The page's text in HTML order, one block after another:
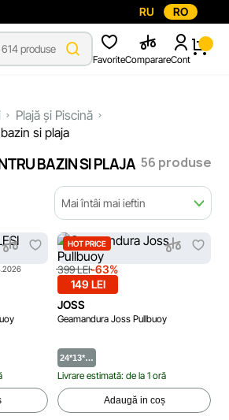
RU RO
FavoriteComparareCont
Plajă și Piscină
si plaja
BAZIN SI PLAJA 56 produse
Mai întâi mai ieftin
HOT PRICE
399 LEI-63%
149 LEI
JOSS
Geamandura Joss Pullbuoy
24*13*…
Livrare estimată: de la 1 oră
Adaugă in coș